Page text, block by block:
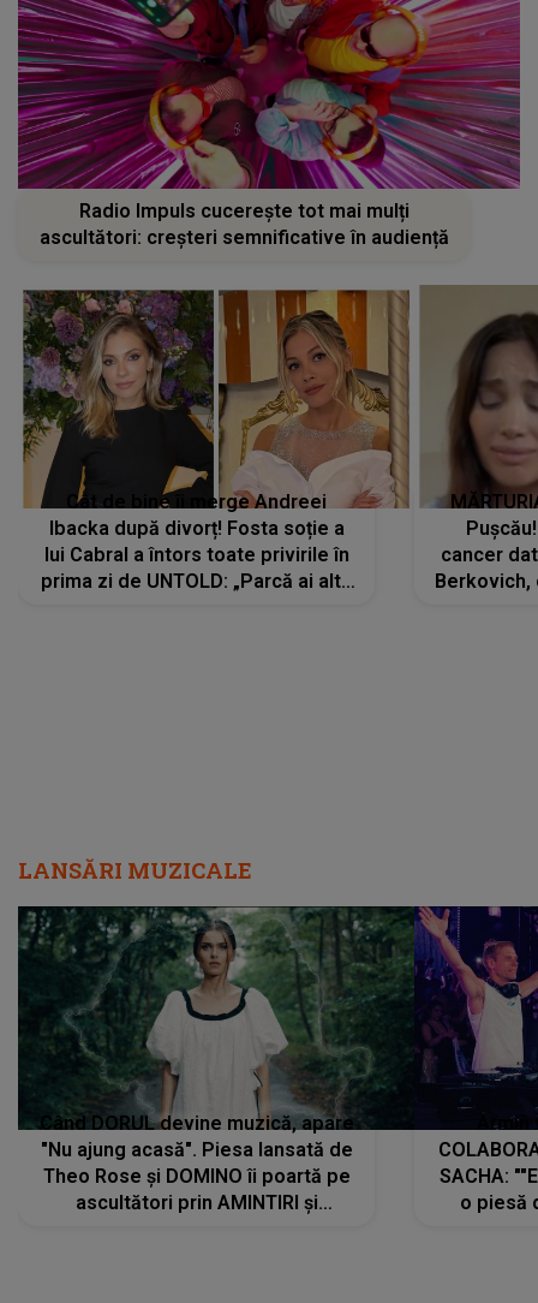
Radio Impuls cucerește tot mai mulți
ascultători: creșteri semnificative în audiență
Cât de bine îi merge Andreei
Ibacka după divorț! Fosta soție a
lui Cabral a întors toate privirile în
prima zi de UNTOLD: „Parcă ai altă
cancer
Berkovich,
LANSĂRI MUZICALE
Când DORUL devine muzică, apare
"Nu ajung acasă". Piesa lansată de
Theo Rose și DOMINO îi poartă pe
ascultători prin AMINTIRI și
SACHA:
o piesă